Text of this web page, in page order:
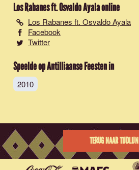
Los Rabanes ft. Osvaldo Ayalaonline
Los Rabanes ft. Osvaldo Ayala
Facebook
Twitter
Speelde op Antilliaanse Feesten in
2010
TERUG NAAR TIJDLIJN